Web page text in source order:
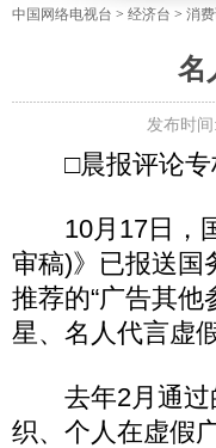
中国网络电视台 > 经济台 > 消
名
发布时
□晨报评论专
10月17日，国
审稿)》已报送国
推荐的“广告其他
星、名人代言虚
去年2月通过的
织、个人在虚假